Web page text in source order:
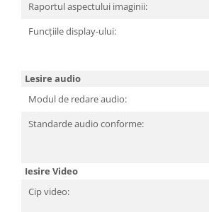
Raportul aspectului imaginii:
Funcțiile display-ului:
Lesire audio
Modul de redare audio:
Standarde audio conforme:
Iesire Video
Cip video: